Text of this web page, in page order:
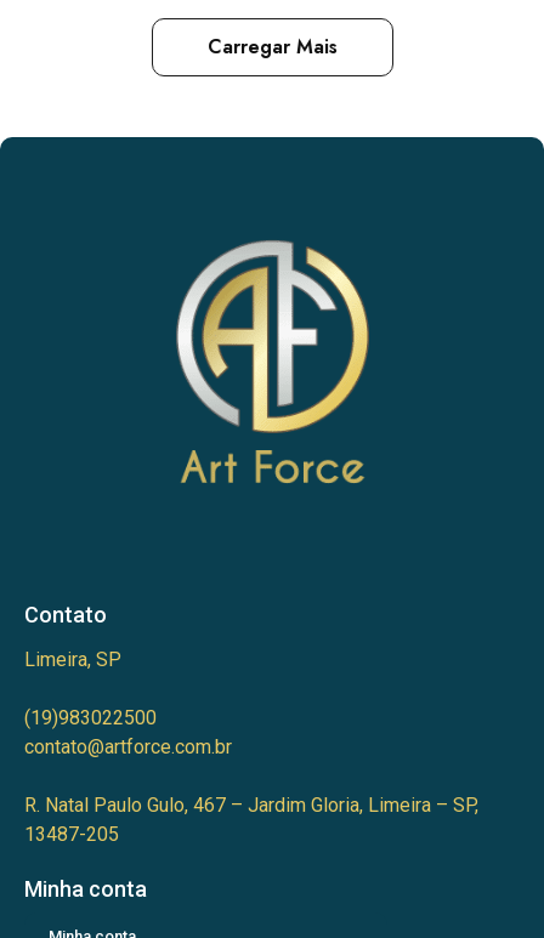
Carregar Mais
Contato
Limeira, SP
(19)983022500
contato@artforce.com.br
R. Natal Paulo Gulo, 467 – Jardim Gloria, Limeira – SP,
13487-205
Minha conta